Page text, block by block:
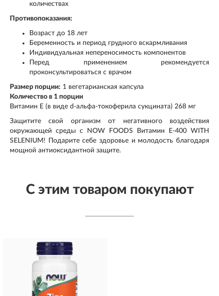
количествах
Противопоказания:
Возраст до 18 лет
Беременность и период грудного вскармливания
Индивидуальная непереносимость компонентов
Перед применением рекомендуется
проконсультироваться с врачом
Размер порции: 1 вегетарианская капсула
Количество в 1 порции
Витамин E (в виде d-альфа-токоферила сукцината) 268 мг
Защитите свой организм от негативного воздействия
окружающей среды с NOW FOODS Витамин E-400 WITH
SELENIUM! Подарите себе здоровье и молодость благодаря
мощной антиоксидантной защите.
С этим товаром покупают